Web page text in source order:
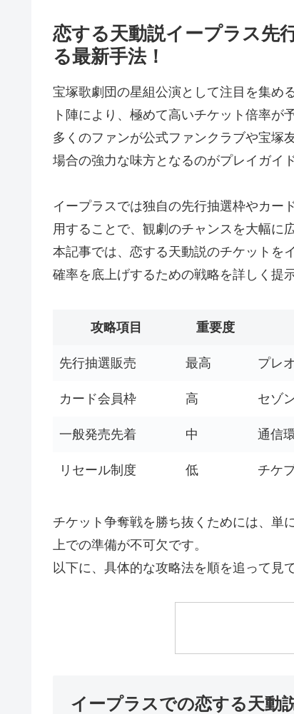
恋する天動説イープラス先
る最新手法！
宝塚歌劇団の星組公演として注目を集め
ト陣により、極めて高いチケット倍率が
多くのファンが公式ファンクラブや宝塚
場合の強力な味方となるのがプレイガイ
イープラスでは独自の先行抽選枠やカー
用することで、観劇のチャンスを大幅に
本記事では、恋する天動説のチケットを
確率を底上げするための戦略を詳しく提
攻略項目 重要度
先行抽選販売 最高 プレ
カード会員枠 高 セゾ
一般発売先着 中 通信
リセール制度 低 チケ
チケット争奪戦を勝ち抜くためには、単
上での準備が不可欠です。
以下に、具体的な攻略法を順を追って見
イープラスでの恋する天動